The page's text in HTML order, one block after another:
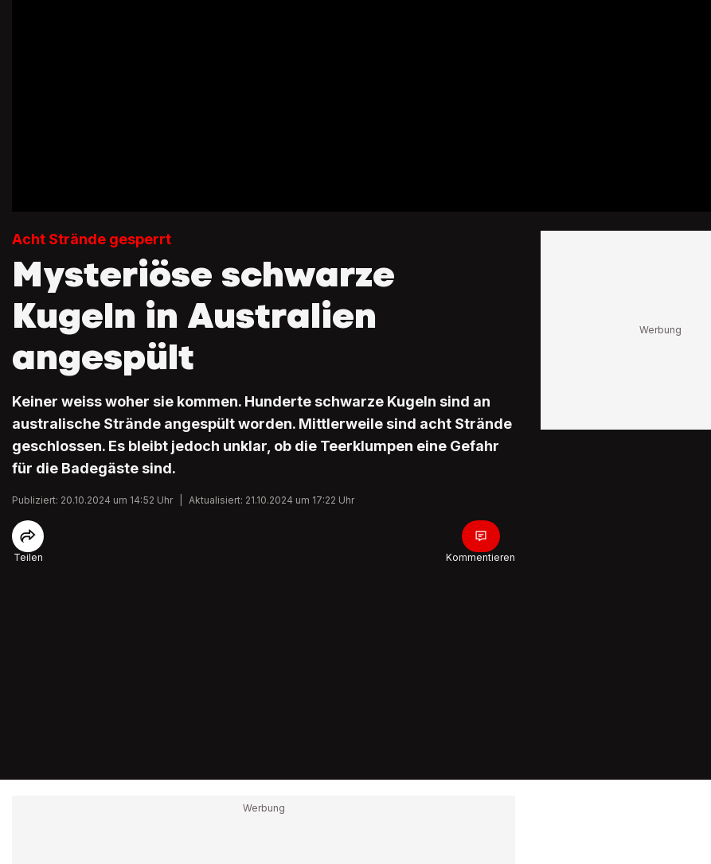
Acht Strände gesperrt
Mysteriöse schwarze
Kugeln in Australien
angespült
Keiner weiss woher sie kommen. Hunderte schwarze Kugeln sind an
australische Strände angespült worden. Mittlerweile sind acht Strände
geschlossen. Es bleibt jedoch unklar, ob die Teerklumpen eine Gefahr
für die Badegäste sind.
Publiziert: 20.10.2024 um 14:52 Uhr Aktualisiert: 21.10.2024 um 17:22 Uhr
Teilen Kommentieren